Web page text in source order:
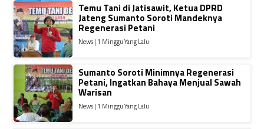
Temu Tani di Jatisawit, Ketua DPRD
Jateng Sumanto Soroti Mandeknya
Regenerasi Petani
News | 1 Minggu Yang Lalu
Sumanto Soroti Minimnya Regenerasi
Petani, Ingatkan Bahaya Menjual Sawah
Warisan
News | 1 Minggu Yang Lalu